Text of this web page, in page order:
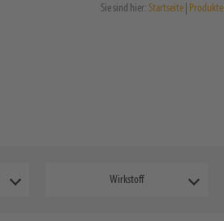
Sie sind hier:Startseite Produkte
Wirkstoff